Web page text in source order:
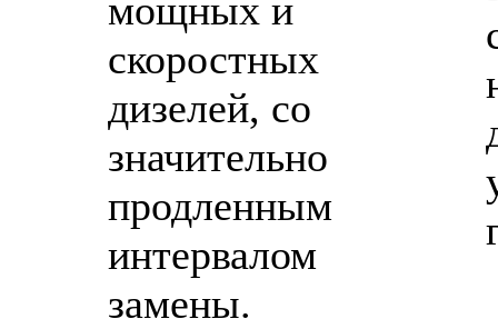
мощных и
скоростных
дизелей, со
значительно
продленным
интервалом
замены.